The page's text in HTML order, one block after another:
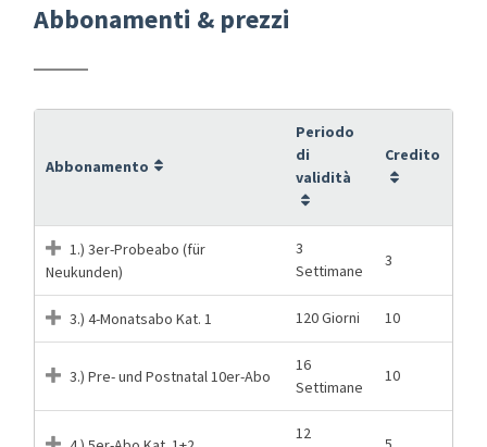
Abbonamenti & prezzi
Abbonamento
Periodo
di
validità
Credito
1.) 3er-Probeabo (für
Neukunden)
3
Settimane
3
3.) 4-Monatsabo Kat. 1 120 Giorni 10
3.) Pre- und Postnatal 10er-Abo
16
Settimane
10
12